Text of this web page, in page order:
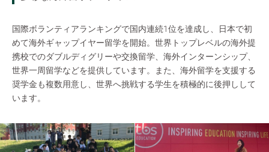
国際ボランティアランキングで国内連続1位を達成し、日本で初
めて海外ギャップイヤー留学を開始。世界トップレベルの海外提
携校でのダブルディグリーや交換留学、海外インターンシップ、
世界一周留学などを提供しています。また、海外留学を支援する
奨学金も複数用意し、世界へ挑戦する学生を積極的に後押しして
います。